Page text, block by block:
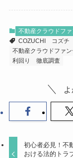
不動産クラウドフ
COZUCHI
コズチ
不動産クラウドファ
利回り
徹底調査
初心者必見！不
おける法的トラ